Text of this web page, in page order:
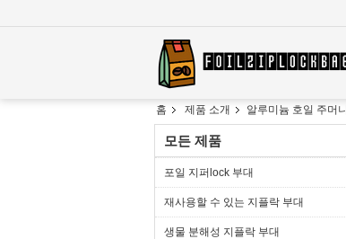
홈 제품 소개 알루미늄 호일 주머니
모든 제품
포일 지퍼lock 부대
재사용할 수 있는 지플락 부대
생물 분해성 지플락 부대